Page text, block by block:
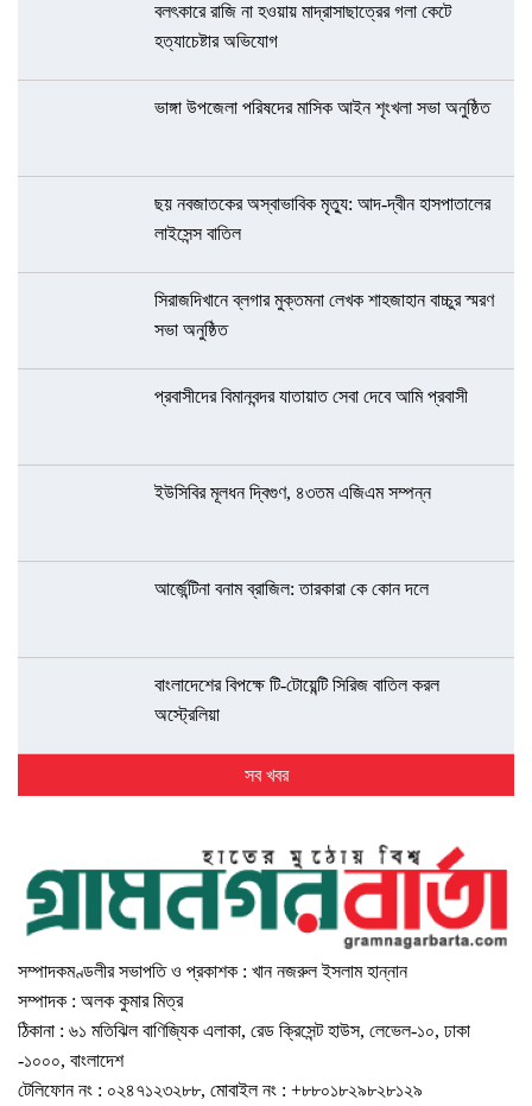
বলৎকারে রাজি না হওয়ায় মাদ্রাসাছাত্রের গলা কেটে
হত্যাচেষ্টার অভিযোগ
ভাঙ্গা উপজেলা পরিষদের মাসিক আইন শৃংখলা সভা অনুষ্ঠিত
ছয় নবজাতকের অস্বাভাবিক মৃত্যু: আদ-দ্বীন হাসপাতালের
লাইসেন্স বাতিল
সিরাজদিখানে ব্লগার মুক্তমনা লেখক শাহজাহান বাচ্চুর স্মরণ
সভা অনুষ্ঠিত
প্রবাসীদের বিমানবন্দর যাতায়াত সেবা দেবে আমি প্রবাসী
ইউসিবির মূলধন দ্বিগুণ, ৪৩তম এজিএম সম্পন্ন
আর্জেন্টিনা বনাম ব্রাজিল: তারকারা কে কোন দলে
বাংলাদেশের বিপক্ষে টি-টোয়েন্টি সিরিজ বাতিল করল
অস্ট্রেলিয়া
সব খবর
সম্পাদকমণ্ডলীর সভাপতি ও প্রকাশক : খান নজরুল ইসলাম হান্নান
সম্পাদক : অলক কুমার মিত্র
ঠিকানা : ৬১ মতিঝিল বাণিজ্যিক এলাকা, রেড ক্রিসেন্ট হাউস, লেভেল-১০, ঢাকা
-১০০০, বাংলাদেশ
টেলিফোন নং : ০২৪৭১২৩২৮৮, মোবাইল নং : +৮৮০১৮২৯৮২৮১২৯